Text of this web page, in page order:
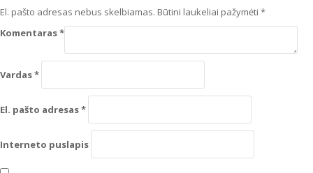
El. pašto adresas nebus skelbiamas. Būtini laukeliai pažymėti *
Komentaras*
Vardas*
El. pašto adresas*
Interneto puslapis